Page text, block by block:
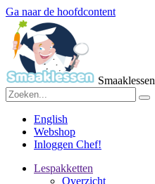
Ga naar de hoofdcontent
Smaaklessen
English
Webshop
Inloggen Chef!
Lespakketten
Overzicht